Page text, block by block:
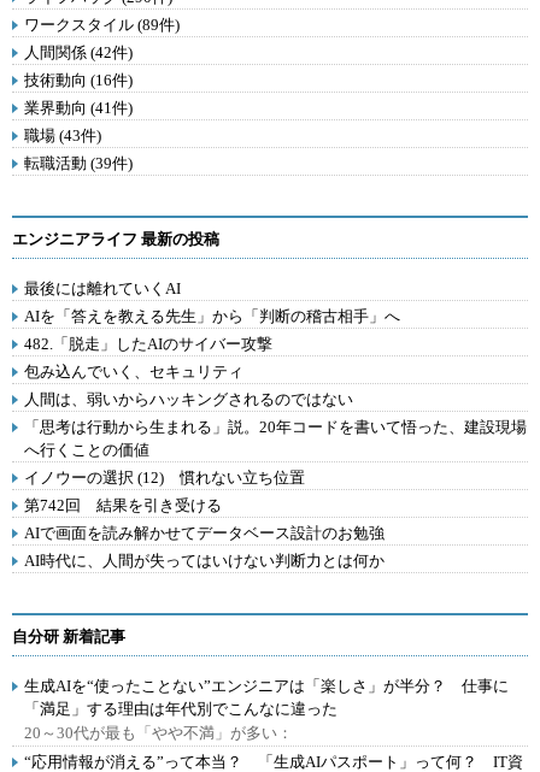
ワークスタイル (89件)
人間関係 (42件)
技術動向 (16件)
業界動向 (41件)
職場 (43件)
転職活動 (39件)
エンジニアライフ 最新の投稿
最後には離れていくAI
AIを「答えを教える先生」から「判断の稽古相手」へ
482.「脱走」したAIのサイバー攻撃
包み込んでいく、セキュリティ
人間は、弱いからハッキングされるのではない
「思考は行動から生まれる」説。20年コードを書いて悟った、建設現場
へ行くことの価値
イノウーの選択 (12) 慣れない立ち位置
第742回 結果を引き受ける
AIで画面を読み解かせてデータベース設計のお勉強
AI時代に、人間が失ってはいけない判断力とは何か
自分研 新着記事
生成AIを“使ったことない”エンジニアは「楽しさ」が半分？ 仕事に
「満足」する理由は年代別でこんなに違った
20～30代が最も「やや不満」が多い：
“応用情報が消える”って本当？ 「生成AIパスポート」って何？ IT資